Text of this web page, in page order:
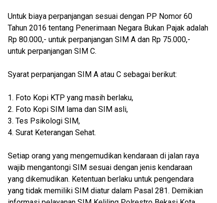
Untuk biaya perpanjangan sesuai dengan PP Nomor 60
Tahun 2016 tentang Penerimaan Negara Bukan Pajak adalah
Rp 80.000,- untuk perpanjangan SIM A dan Rp 75.000,-
untuk perpanjangan SIM C.
Syarat perpanjangan SIM A atau C sebagai berikut:
1. Foto Kopi KTP yang masih berlaku,
2. Foto Kopi SIM lama dan SIM asli,
3. Tes Psikologi SIM,
4. Surat Keterangan Sehat.
Setiap orang yang mengemudikan kendaraan di jalan raya
wajib mengantongi SIM sesuai dengan jenis kendaraan
yang dikemudikan. Ketentuan berlaku untuk pengendara
yang tidak memiliki SIM diatur dalam Pasal 281. Demikian